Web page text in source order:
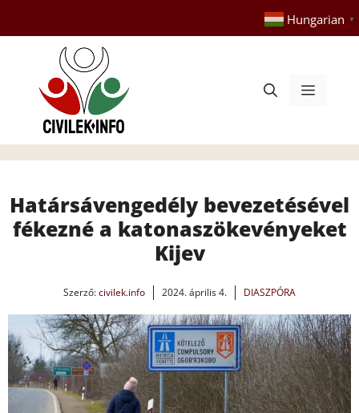
tartalomba
Hungarian ▼
Menü
Határsávengedély bevezetésével
fékezné a katonaszökevényeket
Kijev
Szerző:civilek.info 2024. április 4. DIASZPÓRA